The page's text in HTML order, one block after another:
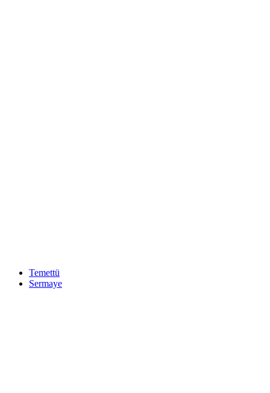
Temettü
Sermaye